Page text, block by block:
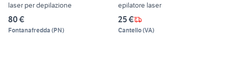
laser per depilazione
80 €
Fontanafredda (PN)
epilatore laser
25 €
Cantello(VA)